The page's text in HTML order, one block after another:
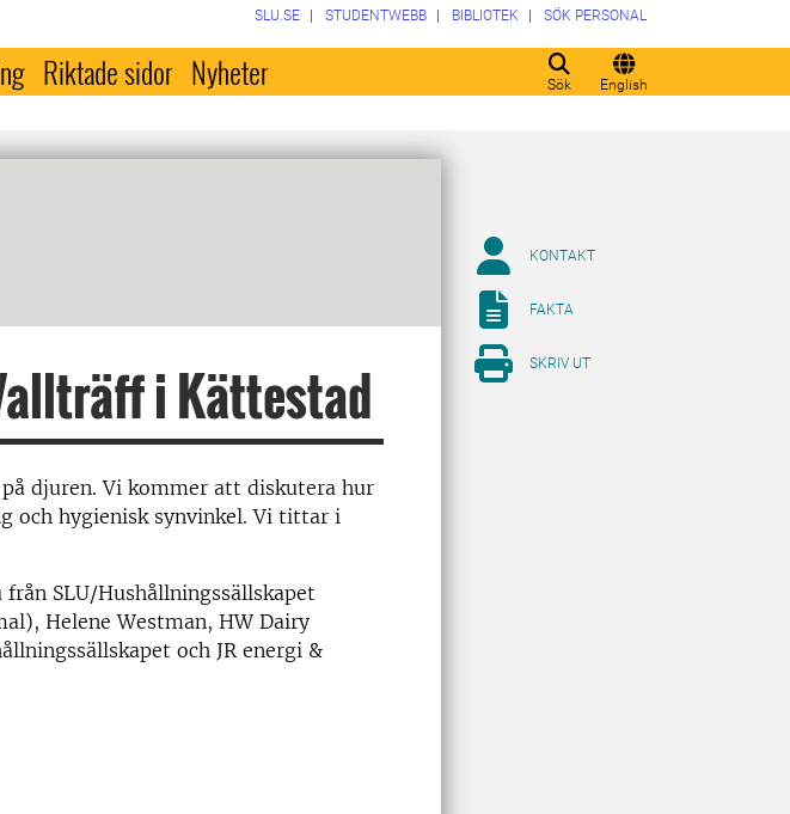
Sök English
SLU.SE STUDENTWEBB BIBLIOTEK SÖK PERSONAL
Riktade sidor Nyheter
i Kättestad
djuren. Vi kommer att diskutera hur
och hygienisk synvinkel. Vi tittar i
SLU/Hushållningssällskapet
Helene Westman, HW Dairy
och JR energi &
KONTAKT
FAKTA
SKRIV UT